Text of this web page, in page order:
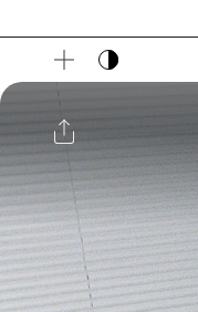
다크 모드 토글